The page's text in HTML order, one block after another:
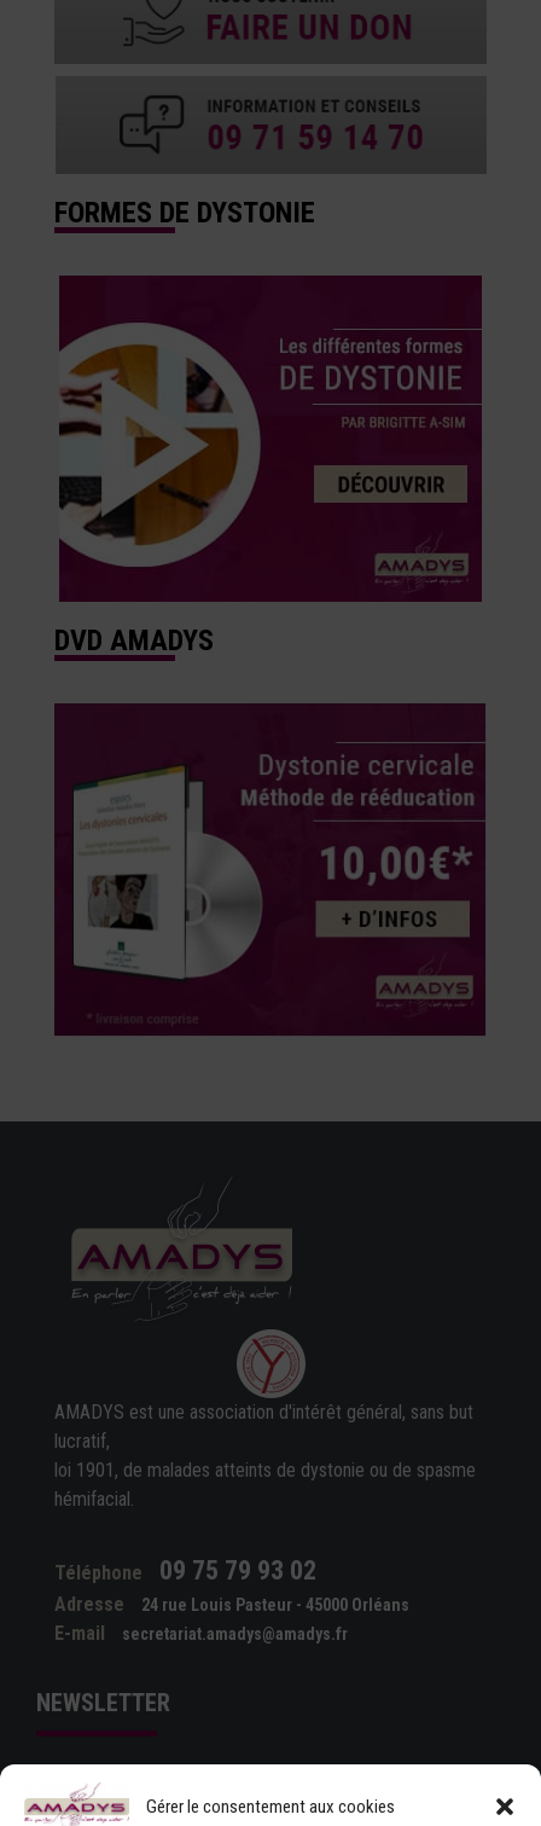
Gérer le consentement aux cookies
FORMES DE DYSTONIE
DVD AMADYS
AMADYS est une association d'intérêt général, sans but
lucratif,
loi 1901, de malades atteints de dystonie ou de spasme
hémifacial.
Téléphone 09 75 79 93 02
Adresse 24 rue Louis Pasteur - 45000 Orléans
E-mail secretariat.amadys@amadys.fr
NEWSLETTER